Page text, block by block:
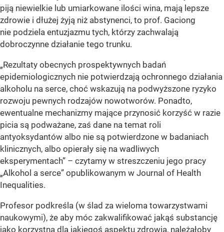
piją niewielkie lub umiarkowane ilości wina, mają lepsze
zdrowie i dłużej żyją niż abstynenci, to prof. Gaciong
nie podziela entuzjazmu tych, którzy zachwalają
dobroczynne działanie tego trunku.
„Rezultaty obecnych prospektywnych badań
epidemiologicznych nie potwierdzają ochronnego działania
alkoholu na serce, choć wskazują na podwyższone ryzyko
rozwoju pewnych rodzajów nowotworów. Ponadto,
ewentualne mechanizmy mające przynosić korzyść w razie
picia są podważane, zaś dane na temat roli
antyoksydantów albo nie są potwierdzone w badaniach
klinicznych, albo opierały się na wadliwych
eksperymentach” – czytamy w streszczeniu jego pracy
„Alkohol a serce” opublikowanym w Journal of Health
Inequalities.
Profesor podkreśla (w ślad za wieloma towarzystwami
naukowymi), że aby móc zakwalifikować jakąś substancję
jako korzystną dla jakiegoś aspektu zdrowia, należałoby